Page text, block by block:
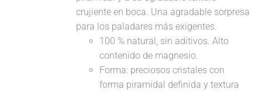
crujiente en boca. Una agradable sorpresa
para los paladares más exigentes.
100 % natural, sin aditivos. Alto
contenido de magnesio.
Forma: preciosos cristales con
forma piramidal definida y textura